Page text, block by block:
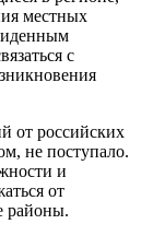
местных
с
от российских
не поступало.
и
от
районы.